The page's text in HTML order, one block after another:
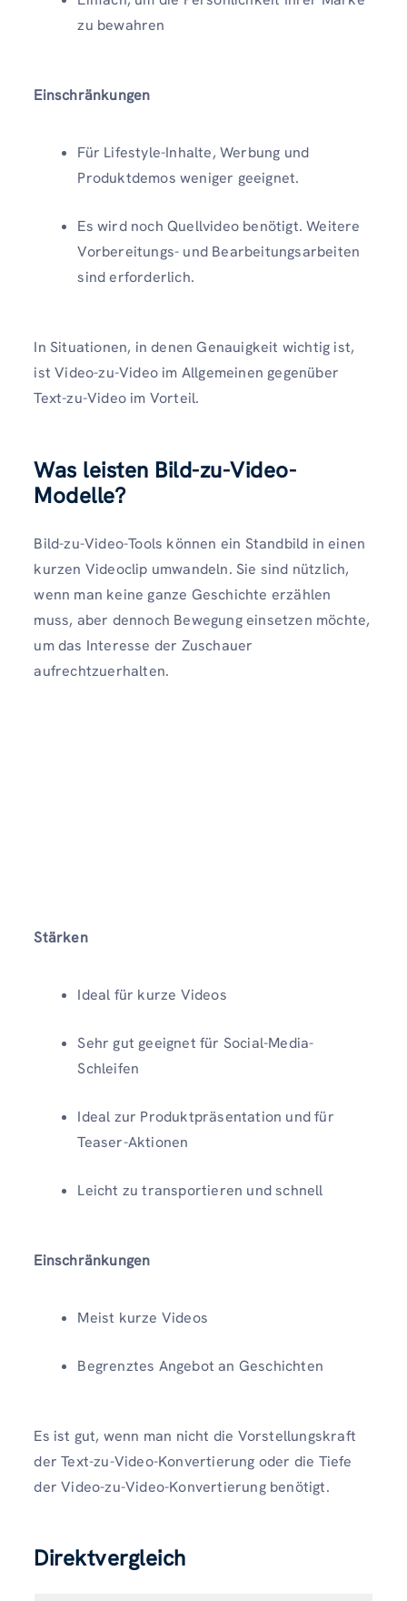
zu bewahren
Einschränkungen
Für Lifestyle-Inhalte, Werbung und
Produktdemos weniger geeignet.
Es wird noch Quellvideo benötigt. Weitere
Vorbereitungs- und Bearbeitungsarbeiten
sind erforderlich.
In Situationen, in denen Genauigkeit wichtig ist,
ist Video-zu-Video im Allgemeinen gegenüber
Text-zu-Video im Vorteil.
Was leisten Bild-zu-Video-
Modelle?
Bild-zu-Video-Tools können ein Standbild in einen
kurzen Videoclip umwandeln. Sie sind nützlich,
wenn man keine ganze Geschichte erzählen
muss, aber dennoch Bewegung einsetzen möchte,
um das Interesse der Zuschauer
aufrechtzuerhalten.
Stärken
Ideal für kurze Videos
Sehr gut geeignet für Social-Media-
Schleifen
Ideal zur Produktpräsentation und für
Teaser-Aktionen
Leicht zu transportieren und schnell
Einschränkungen
Meist kurze Videos
Begrenztes Angebot an Geschichten
Es ist gut, wenn man nicht die Vorstellungskraft
der Text-zu-Video-Konvertierung oder die Tiefe
der Video-zu-Video-Konvertierung benötigt.
Direktvergleich